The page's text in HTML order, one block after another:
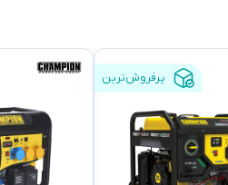
پرفروش‌ترین